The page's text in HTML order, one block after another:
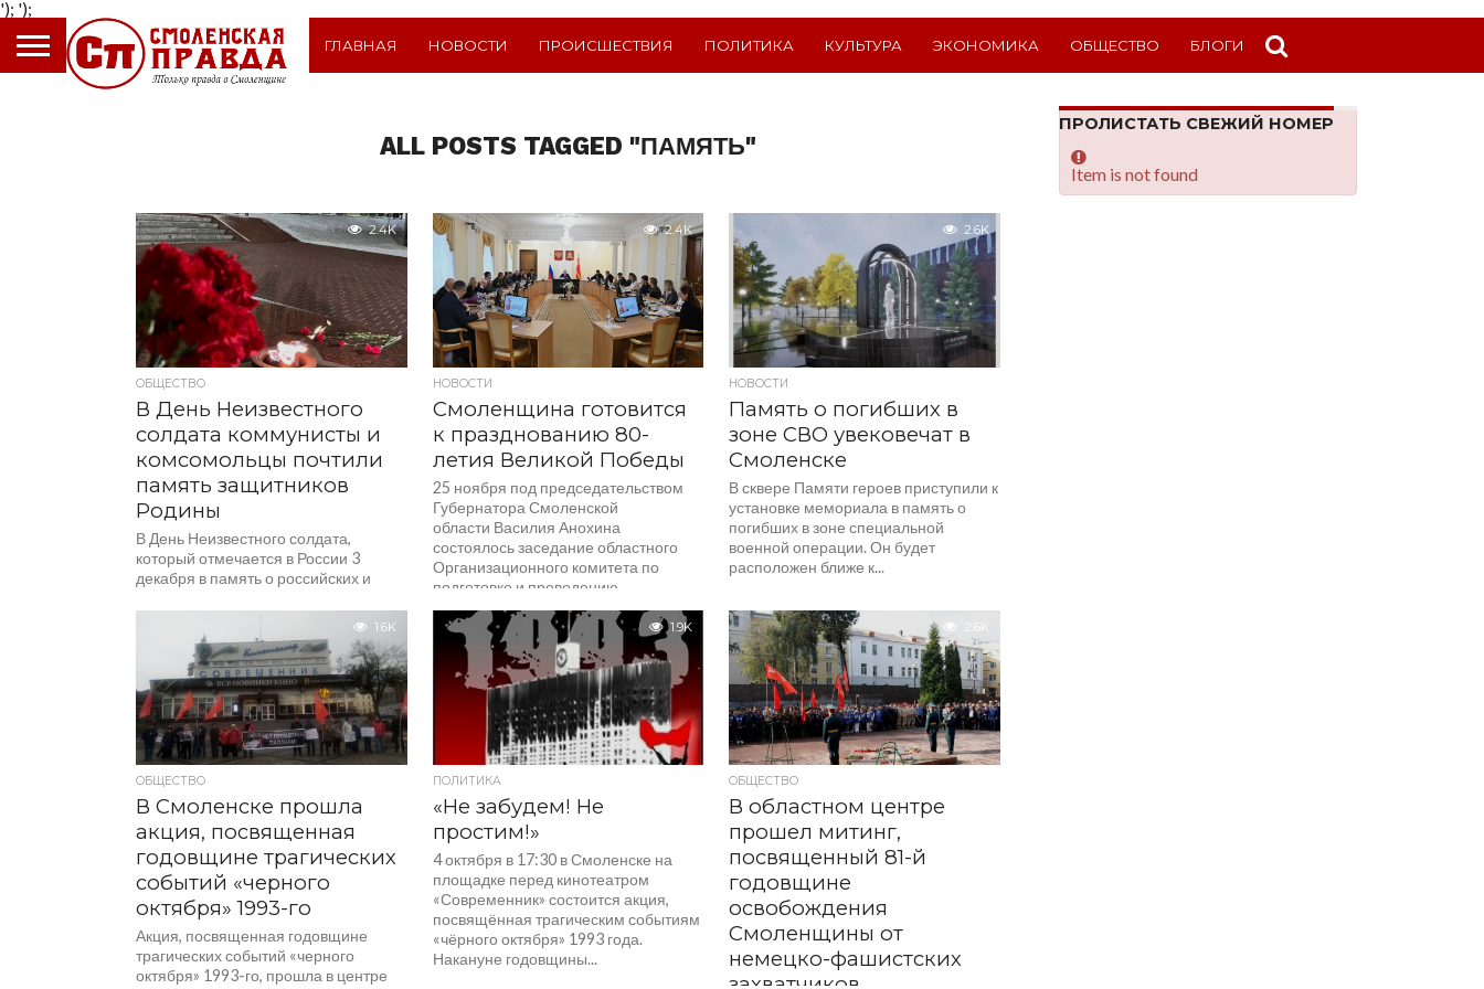
');
ГЛАВНАЯ НОВОСТИ ПРОИСШЕСТВИЯ ПОЛИТИКА КУЛЬТУРА ЭКОНОМИКА ОБЩЕСТВО БЛОГИ
ALL POSTS TAGGED "ПАМЯТЬ"
2.4K
ОБЩЕСТВО
В День Неизвестного
солдата коммунисты и
комсомольцы почтили
память защитников
Родины
В День Неизвестного солдата,
который отмечается в России 3
декабря в память о российских и
2.4K
НОВОСТИ
Смоленщина готовится
к празднованию 80-
летия Великой Победы
25 ноября под председательством
Губернатора Смоленской
области Василия Анохина
состоялось заседание областного
Организационного комитета по
подготовке и проведению
празднования 80-й годовщины
Победы в...
2.6K
НОВОСТИ
Память о погибших в
зоне СВО увековечат в
Смоленске
В сквере Памяти героев приступили к
установке мемориала в память о
погибших в зоне специальной
военной операции. Он будет
расположен ближе к...
1.6K
ОБЩЕСТВО
В Смоленске прошла
акция, посвященная
годовщине трагических
событий «черного
октября» 1993-го
Акция, посвященная годовщине
трагических событий «черного
октября» 1993-го, прошла в центре
1.9K
ПОЛИТИКА
«Не забудем! Не
простим!»
4 октября в 17:30 в Смоленске на
площадке перед кинотеатром
«Современник» состоится акция,
посвящённая трагическим событиям
«чёрного октября» 1993 года.
Накануне годовщины...
2.6K
ОБЩЕСТВО
В областном центре
прошел митинг,
посвященный 81-й
годовщине
освобождения
Смоленщины от
немецко-фашистских
ПРОЛИСТАТЬ СВЕЖИЙ НОМЕР
Item is not found
');